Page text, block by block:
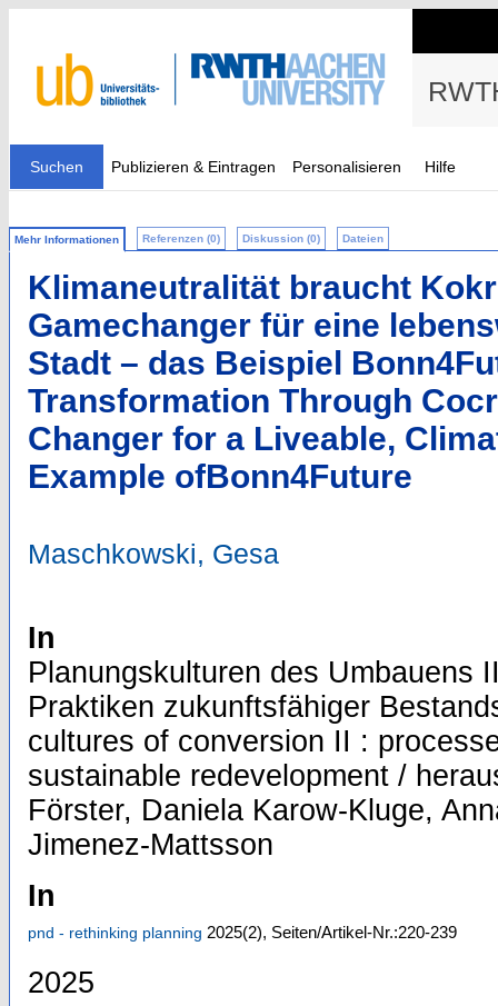
Suchen Publizieren & Eintragen Personalisieren Hilfe
Mehr Informationen Referenzen (0) Diskussion (0) Dateien
Klimaneutralität braucht
Gamechanger für eine
Stadt – das Beispiel
Transformation Through
Changer for a Liveable,
Example ofBonn4Future
Maschkowski, Gesa
In
Planungskulturen des Umbauens
Praktiken zukunftsfähiger
cultures of conversion II :
sustainable redevelopment /
Förster, Daniela Karow-Kluge,
Jimenez-Mattsson
In
pnd - rethinking planning 2025(2), Seiten/Artikel-Nr.:220-239
2025